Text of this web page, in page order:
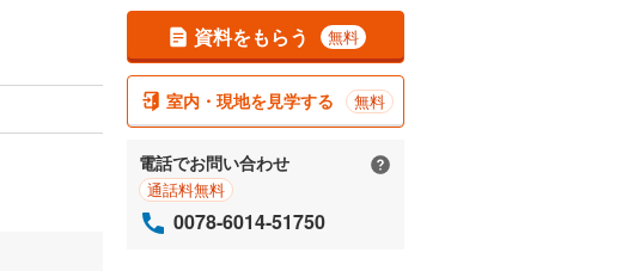
資料をもらう 無料
室内・現地を見学する 無料
電話でお問い合わせ
通話料無料
0078-6014-51750